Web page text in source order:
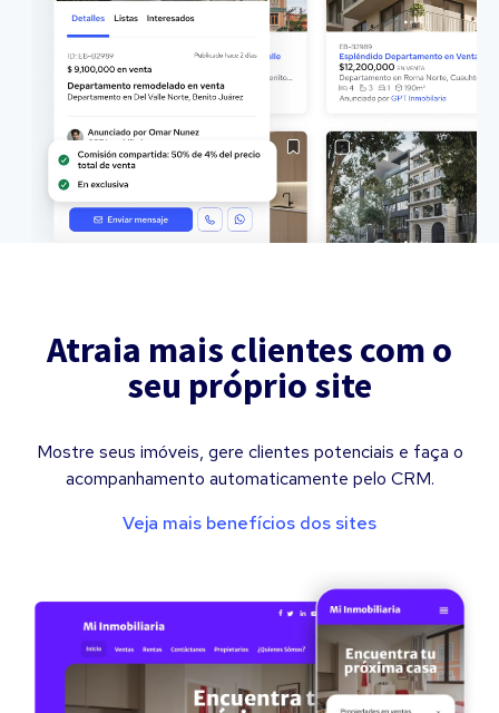
Atraia mais clientes com o
seu próprio site
Mostre seus imóveis, gere clientes potenciais e faça o
acompanhamento automaticamente pelo CRM.
Veja mais benefícios dos sites